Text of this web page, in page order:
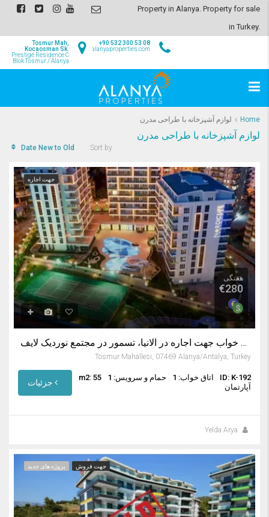
Property in Alanya. Property for sale
in Turkey.
Tosmur Mah,
Kocaosman Sk.
Prestige Residence C
Blok Tosmur / Alanya
+90 532 300 53 08
info@alanyaproperties.com
Home لوازم آشپزخانه با طراحی مدرن
لوازم آشپزخانه با طراحی مدرن
Sort by:
Date New to Old
جهت اجاره
هفتگی
€280
اجاره آپارتمان آلانیا ترکیه – آپارتمان یک خواب جهت اجاره در آلانیا، تسمور در مجتمع نوردیک لایف
Tosmur Mahallesi, 07469 Alanya/Antalya, Turkey
ID: K-192 اتاق خواب: 1 حمام و سرویس: 1
m2: 55
آپارتمان
Yelda Arya
جهت فروش پروژه های جدید